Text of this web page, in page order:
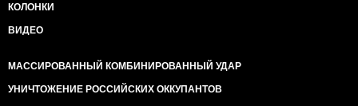
КОЛОНКИ
ВИДЕО
МАССИРОВАННЫЙ КОМБИНИРОВАННЫЙ УДАР
УНИЧТОЖЕНИЕ РОССИЙСКИХ ОККУПАНТОВ